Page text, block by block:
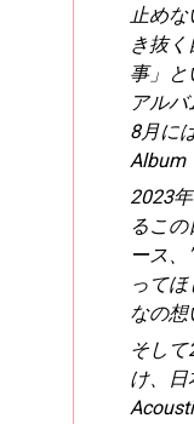
止めな
き抜
事」と
アル
8月に
Album
2023
るこ
ース
って
なの想
そし
け、日